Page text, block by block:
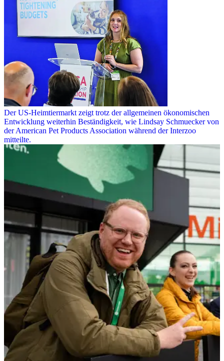
Der US-Heimtiermarkt zeigt trotz der allgemeinen ökonomischen
Entwicklung weiterhin Beständigkeit, wie Lindsay Schmuecker von
der American Pet Products Association während der Interzoo
mitteilte.